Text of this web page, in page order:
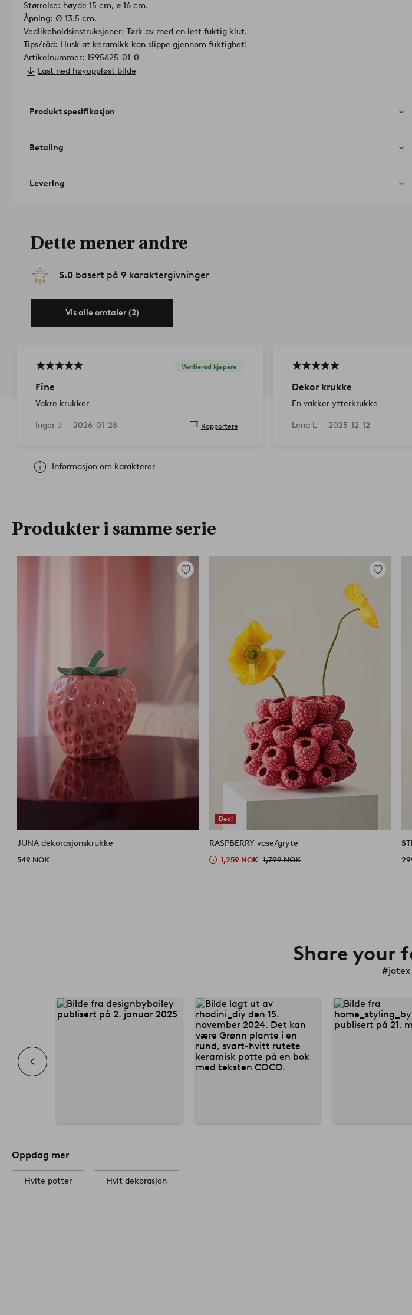
Størrelse: høyde 15 cm, ø 16 cm.
Åpning: ⌀ 13.5 cm.
Vedlikeholdsinstruksjoner: Tørk av med en lett fuktig klut.
Tips/råd: Husk at keramikk kan slippe gjennom fuktighet!
Artikelnummer: 1995625-01-0
Last ned høyoppløst bilde
Produkt spesifikasjon
Betaling
Levering
Dette mener andre
5.0 basert på 9 karaktergivninger
Vis alle omtaler (2)
Verifierad kjøpere
Fine
Vakre krukker
Inger J — 2026-01-28 Rapportere
Dekor krukke
En vakker ytterkrukke
Lena L — 2025-12-12
Informasjon om karakterer
Produkter i samme serie
Legg
JUNA dekorasjonskrukke
549 NOK
Deal
Legg
RASPBERRY vase/gryte
1,259 NOK 1,799 NOK
Share your
#jotex
Oppdag mer
Hvite potter Hvit dekorasjon